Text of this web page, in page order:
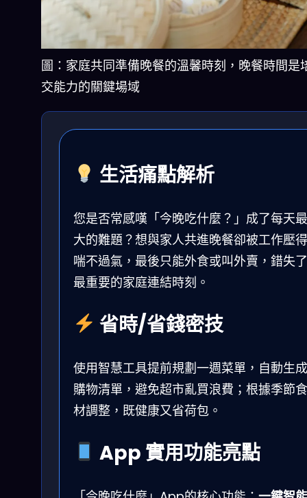
圖：家庭共同準備晚餐的溫馨時刻，晚餐時間是
交能力的關鍵場域
生活痛點解析
您是否常感嘆「今晚吃什麼？」成了每天最
大的難題？想與家人共進晚餐卻被工作壓得
喘不過氣，最後只能外食或叫外賣，錯失了
最重要的家庭連結時刻。
省時/省錢密技
使用智慧工具提前規劃一週菜單，自動生成
購物清單，避免超市亂買浪費；根據季節食
材調整，既健康又省荷包。
App 實用功能亮點